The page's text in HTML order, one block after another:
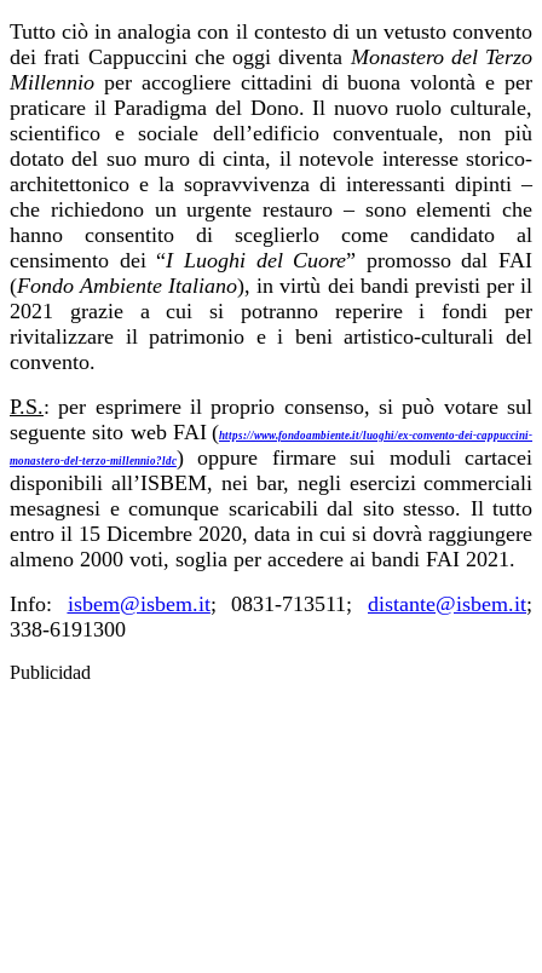
Tutto ciò in analogia con il contesto di un vetusto convento
dei frati Cappuccini che oggi diventa Monastero del Terzo
Millennio per accogliere cittadini di buona volontà e per
praticare il Paradigma del Dono. Il nuovo ruolo culturale,
scientifico e sociale dell’edificio conventuale, non più
dotato del suo muro di cinta, il notevole interesse storico-
architettonico e la sopravvivenza di interessanti dipinti –
che richiedono un urgente restauro – sono elementi che
hanno consentito di sceglierlo come candidato al
censimento dei “I Luoghi del Cuore” promosso dal FAI
(Fondo Ambiente Italiano), in virtù dei bandi previsti per il
2021 grazie a cui si potranno reperire i fondi per
rivitalizzare il patrimonio e i beni artistico-culturali del
convento.
P.S.: per esprimere il proprio consenso, si può votare sul
seguente sito web FAI (https://www.fondoambiente.it/luoghi/ex-convento-dei-cappuccini-
monastero-del-terzo-millennio?ldc) oppure firmare sui moduli cartacei
disponibili all’ISBEM, nei bar, negli esercizi commerciali
mesagnesi e comunque scaricabili dal sito stesso. Il tutto
entro il 15 Dicembre 2020, data in cui si dovrà raggiungere
almeno 2000 voti, soglia per accedere ai bandi FAI 2021.
Info: isbem@isbem.it; 0831-713511;distante@isbem.it;
338-6191300
Publicidad